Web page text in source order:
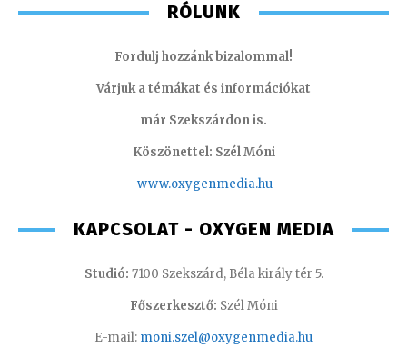
RÓLUNK
Fordulj hozzánk bizalommal!
Várjuk a témákat és információkat
már Szekszárdon is.
Köszönettel: Szél Móni
www.oxygenmedia.hu
KAPCSOLAT - OXYGEN MEDIA
Studió: 7100 Szekszárd, Béla király tér 5.
Főszerkesztő: Szél Móni
E-mail: moni.szel@oxygenmedia.hu